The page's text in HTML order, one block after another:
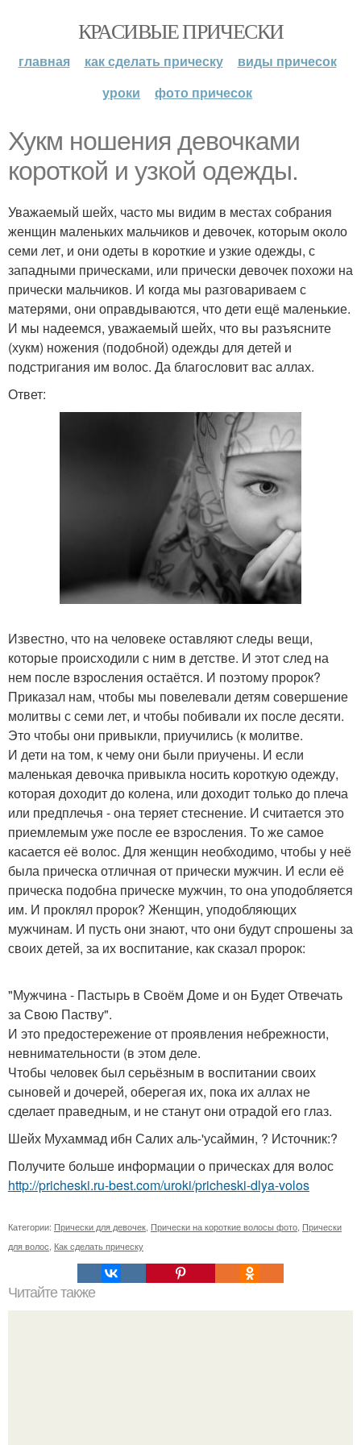
КРАСИВЫЕ ПРИЧЕСКИ
главная как сделать прическу
виды причесок
уроки
фото причесок
Хукм ношения девочками
короткой и узкой одежды.
Уважаемый шейх, часто мы видим в местах собрания
женщин маленьких мальчиков и девочек, которым около
семи лет, и они одеты в короткие и узкие одежды, с
западными прическами, или прически девочек похожи на
прически мальчиков. И когда мы разговариваем с
матерями, они оправдываются, что дети ещё маленькие.
И мы надеемся, уважаемый шейх, что вы разъясните
(хукм) ножения (подобной) одежды для детей и
подстригания им волос. Да благословит вас аллах.
Ответ:
Известно, что на человеке оставляют следы вещи,
которые происходили с ним в детстве. И этот след на
нем после взросления остаётся. И поэтому пророк?
Приказал нам, чтобы мы повелевали детям совершение
молитвы с семи лет, и чтобы побивали их после десяти.
Это чтобы они привыкли, приучились (к молитве.
И дети на том, к чему они были приучены. И если
маленькая девочка привыкла носить короткую одежду,
которая доходит до колена, или доходит только до плеча
или предплечья - она теряет стеснение. И считается это
приемлемым уже после ее взросления. То же самое
касается её волос. Для женщин необходимо, чтобы у неё
была прическа отличная от прически мужчин. И если её
прическа подобна прическе мужчин, то она уподобляется
им. И проклял пророк? Женщин, уподобляющих
мужчинам. И пусть они знают, что они будут спрошены за
своих детей, за их воспитание, как сказал пророк:
"Мужчина - Пастырь в Своём Доме и он Будет Отвечать
за Свою Паству".
И это предостережение от проявления небрежности,
невнимательности (в этом деле.
Чтобы человек был серьёзным в воспитании своих
сыновей и дочерей, оберегая их, пока их аллах не
сделает праведным, и не станут они отрадой его глаз.
Шейх Мухаммад ибн Салих аль-'усаймин, ? Источник:?
Получите больше информации о прическах для волос
http://pricheski.ru-best.com/uroki/pricheski-dlya-volos
Категории: Прически для девочек Прически на короткие волосы фото Прически
для волос Как сделать прическу
Читайте также